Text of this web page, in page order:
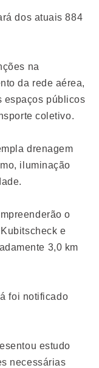
dos atuais 884
na
da rede aérea,
espaços públicos
coletivo.
drenagem
iluminação
o
e
3,0 km
foi notificado
estudo
necessárias